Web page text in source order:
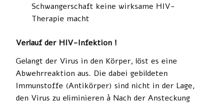
Schwangerschaft keine wirksame HIV-
Therapie macht
Verlauf der HIV-Infektion !
Gelangt der Virus in den Körper, löst es eine
Abwehrreaktion aus. Die dabei gebildeten
Immunstoffe (Antikörper) sind nicht in der Lage,
den Virus zu eliminieren à Nach der Ansteckung